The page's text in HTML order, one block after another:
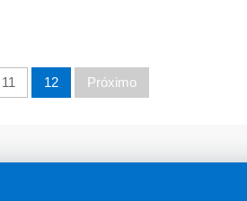
11 12 Próximo